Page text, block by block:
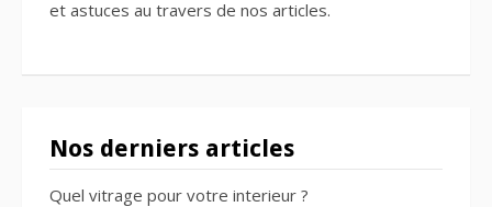
et astuces au travers de nos articles.
Nos derniers articles
Quel vitrage pour votre interieur ?